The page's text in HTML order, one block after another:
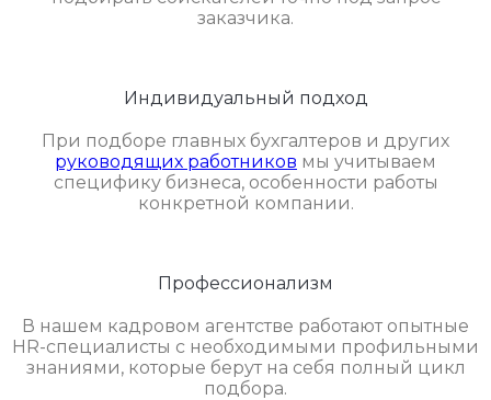
заказчика.
Индивидуальный подход
При подборе главных бухгалтеров и других
руководящих работников мы учитываем
специфику бизнеса, особенности работы
конкретной компании.
Профессионализм
В нашем кадровом агентстве работают опытные
HR-специалисты с необходимыми профильными
знаниями, которые берут на себя полный цикл
подбора.